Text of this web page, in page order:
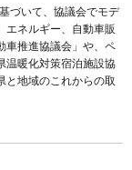
づいて、協議会でモデ
エネルギー、自動車販
車推進協議会」や、ペ
温暖化対策宿泊施設協
地域のこれからの取